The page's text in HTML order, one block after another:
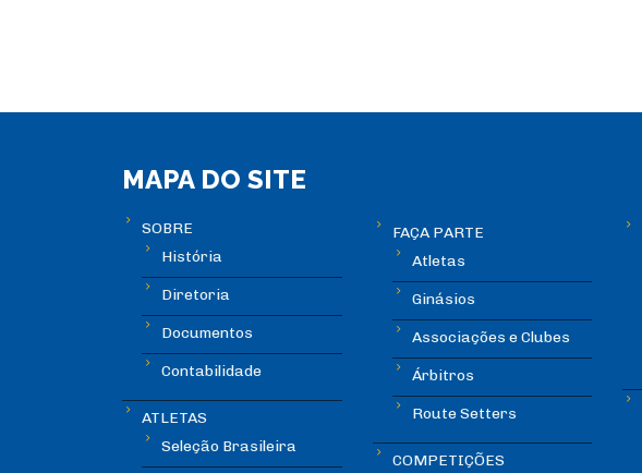
MAPA DO SITE
SOBRE
História
Diretoria
Documentos
Contabilidade
ATLETAS
Seleção Brasileira
FAÇA PARTE
Atletas
Ginásios
Associações e Clubes
Árbitros
Route Setters
COMPETIÇÕES